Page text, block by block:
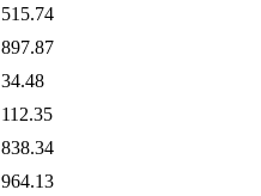
515.74
897.87
34.48
112.35
838.34
964.13